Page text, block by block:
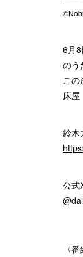
6月
のう
こ
床
鈴木
公式
〈